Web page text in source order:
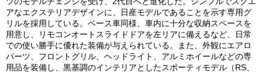
アなエクステリアデザインに、日産モデルであることを示す専用グ
リルを採用している。ベース車同様、車内に十分な収納スペースを
用意し、リモコンオートスライドドアを左リアに備えるなど、日常
での使い勝手に優れた装備が与えられている。また、外観にエアロ
パーツ、フロントグリル、ヘッドライト、アルミホイールなどの専
用品を装備し、黒基調のインテリアとしたスポーティモデル（RS、